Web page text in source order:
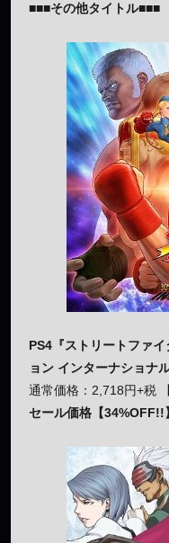
■■■その他タイトル■■■
PS4『ストリートファ
ョン インターナショナ
通常価格：2,718円+税
セール価格【34%OFF!!